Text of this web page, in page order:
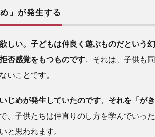
」が発生する
しい。子どもは仲良く遊ぶものだという
否感覚をもつものです 。それは、子供も
いことです。
じめが発生していたのです
それを「が
で、子供たちは仲直りのし方を学んでいっ
と思われます。